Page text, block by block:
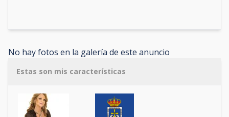
No hay fotos en la galería de este anuncio
Estas son mis características